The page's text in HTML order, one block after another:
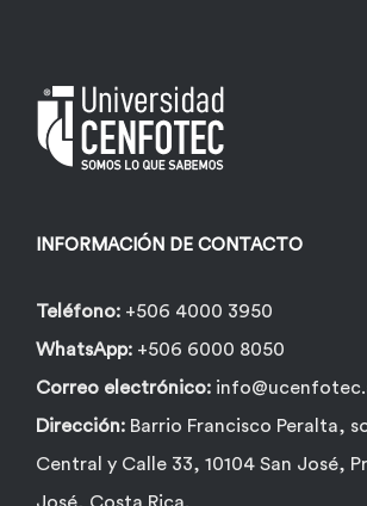
INFORMACIÓN DE CONTACTO
Teléfono: +506 4000 3950
WhatsApp: +506 6000 8050
Correo electrónico:
Dirección: Barrio Francisco Peralta,
Central y Calle 33, 10104 San José,